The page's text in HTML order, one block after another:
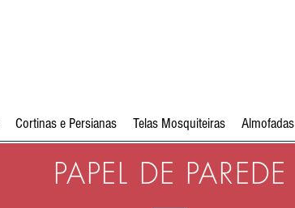
Cortinas e Persianas Telas Mosquiteiras Almofadas
PAPEL DE PAREDE